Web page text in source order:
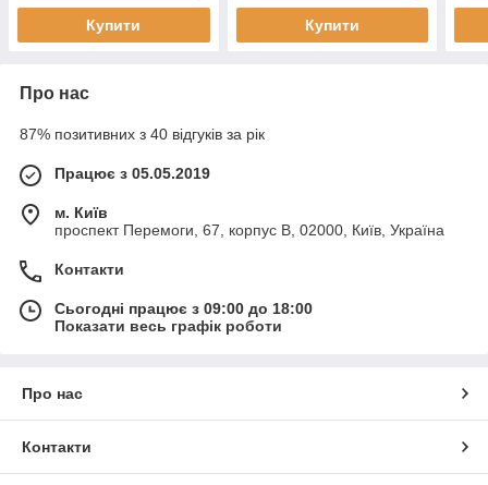
Купити Купити
Про нас
87% позитивних з 40 відгуків за рік
Працює з 05.05.2019
м. Київ
проспект Перемоги, 67, корпус В, 02000, Київ, Україна
Контакти
Сьогодні працює з 09:00 до 18:00
Показати весь графік роботи
Про нас
Контакти